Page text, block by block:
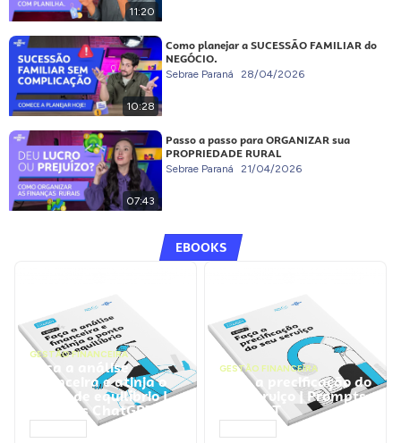
11:20
10:28
Como planejar a SUCESSÃO FAMILIAR do
NEGÓCIO.
Sebrae Paraná 28/04/2026
07:43
Passo a passo para ORGANIZAR sua
PROPRIEDADE RURAL
Sebrae Paraná 21/04/2026
EBOOKS
GESTÃO FINANCEIRA
Faça a análise
financeira e atinja o
ponto de equilíbrio |
Prompts ChatGPT
GESTÃO FINANCEIRA
Faça a precificação do
seu serviço | Prompts
ChatGPT